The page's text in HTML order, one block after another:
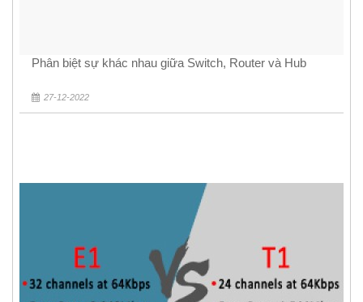
Phân biệt sự khác nhau giữa Switch, Router và Hub
27-12-2022